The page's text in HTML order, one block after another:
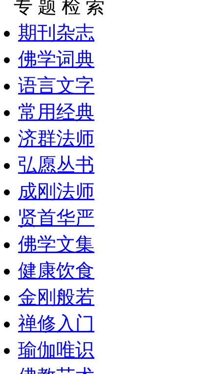
专 题 检 索
期刊杂志
佛学词典
语言文字
常用经典
济群法师
弘愿丛书
成刚法师
贤首华严
佛学文集
健康饮食
金刚般若
禅修入门
瑜伽唯识